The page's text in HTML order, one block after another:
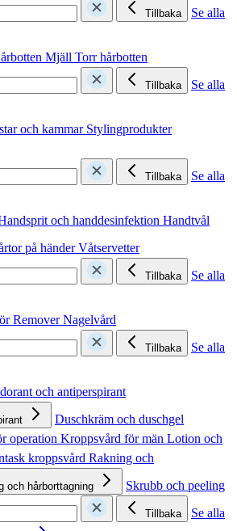
Tillbaka
Se alla
Mjäll Torr hårbotten
Tillbaka
Se alla
och kammar Stylingprodukter
Tillbaka
Se alla
och handdesinfektion Handtvål
på händerVåtservetter
Tillbaka
Se alla
RemoverNagelvård
Tillbaka
Se alla
och antiperspirant
Duschkräm och duschgel
operation Kroppsvård för män Lotion och
kroppsvård Rakning och
och hårborttagning
Skrubb och peeling
Tillbaka
Se alla